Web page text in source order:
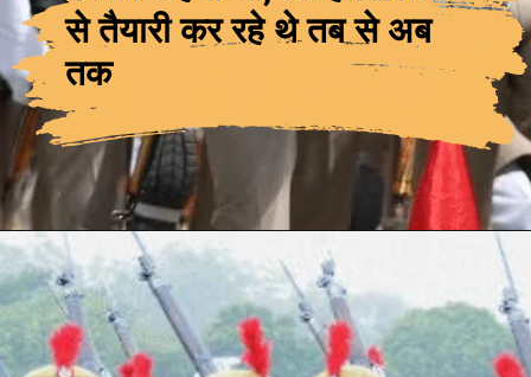
से तैयारी कर रहे थे तब से अब
तक